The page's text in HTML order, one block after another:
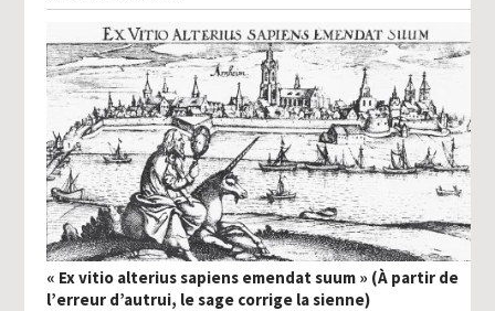
« Ex vitio alterius sapiens emendat suum » (À partir de
l’erreur d’autrui, le sage corrige la sienne)